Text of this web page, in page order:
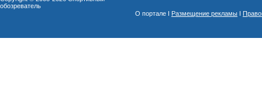
обозреватель
О портале I Размещение рекламы I